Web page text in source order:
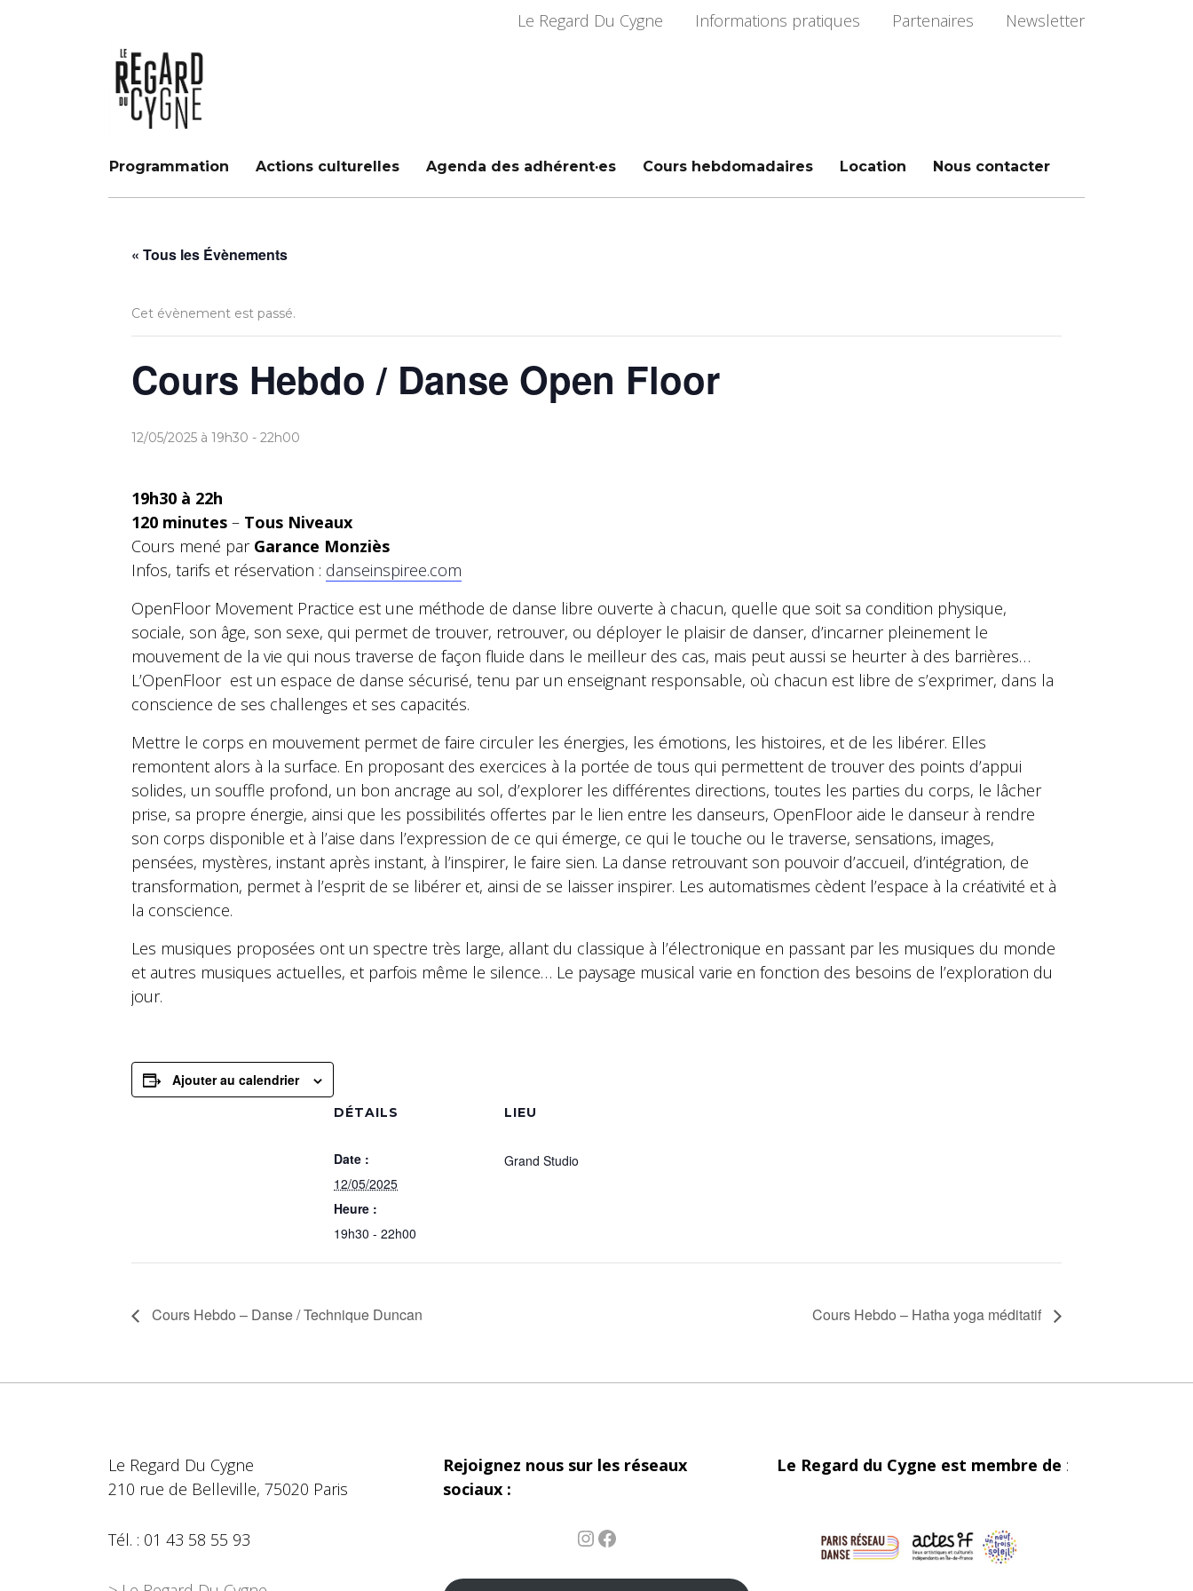
Le Regard Du Cygne Informations pratiques Partenaires Newsletter
Programmation Actions culturelles Agenda des adhérent·es Cours hebdomadaires Location Nous contacter
« Tous les Évènements
Cet évènement est passé.
Cours Hebdo / Danse Open Floor
12/05/2025 à 19h30 - 22h00
19h30 à 22h
120 minutes – Tous Niveaux
Cours mené par Garance Monziès
Infos, tarifs et réservation : danseinspiree.com
OpenFloor Movement Practice est une méthode de danse libre ouverte à chacun, quelle que soit sa condition physique,
sociale, son âge, son sexe, qui permet de trouver, retrouver, ou déployer le plaisir de danser, d’incarner pleinement le
mouvement de la vie qui nous traverse de façon fluide dans le meilleur des cas, mais peut aussi se heurter à des barrières…
L’OpenFloor est un espace de danse sécurisé, tenu par un enseignant responsable, où chacun est libre de s’exprimer, dans la
conscience de ses challenges et ses capacités.
Mettre le corps en mouvement permet de faire circuler les énergies, les émotions, les histoires, et de les libérer. Elles
remontent alors à la surface. En proposant des exercices à la portée de tous qui permettent de trouver des points d’appui
solides, un souffle profond, un bon ancrage au sol, d’explorer les différentes directions, toutes les parties du corps, le lâcher
prise, sa propre énergie, ainsi que les possibilités offertes par le lien entre les danseurs, OpenFloor aide le danseur à rendre
son corps disponible et à l’aise dans l’expression de ce qui émerge, ce qui le touche ou le traverse, sensations, images,
pensées, mystères, instant après instant, à l’inspirer, le faire sien. La danse retrouvant son pouvoir d’accueil, d’intégration, de
transformation, permet à l’esprit de se libérer et, ainsi de se laisser inspirer. Les automatismes cèdent l’espace à la créativité et à
la conscience.
Les musiques proposées ont un spectre très large, allant du classique à l’électronique en passant par les musiques du monde
et autres musiques actuelles, et parfois même le silence… Le paysage musical varie en fonction des besoins de l’exploration du
jour.
Ajouter au calendrier
DÉTAILS
Date :
12/05/2025
Heure :
19h30 - 22h00
LIEU
Grand Studio
Cours Hebdo – Danse / Technique Duncan Cours Hebdo – Hatha yoga méditatif
Le Regard Du Cygne
210 rue de Belleville, 75020 Paris
Tél. : 01 43 58 55 93
Rejoignez nous sur les réseaux
sociaux :
InstagramFacebook
Le Regard du Cygne est membre de :